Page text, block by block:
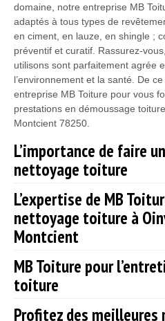
domaine, notre entreprise MB
adaptés à tous types de
en ciment, en lauze, en shingle ;
préventif et curatif. Rassurez-
utilisons sont parfaitement agrée
l’environnement et la santé. De
entreprise MB Toiture pour vous
prestations en démoussage
Montcient 78250.
L’importance de faire
nettoyage toiture
Pour que la toiture puisse être
un démoussage et nettoyage de
ne pas négliger. D’ailleurs,
débarrasser des divers saletés
comme : les mousses, les
les feuilles mortes ; qui se sont
fait, notre entreprise de
Oinville Sur Montcient 78250.
L’expertise de MB
nettoyage toiture à
Montcient
Il est recommandé d’effectuer
2 fois par an, dans le but de
remarquez que votre toit
MB Toiture pour
toiture
Pour améliorer la résistance
Profitez des meilleures